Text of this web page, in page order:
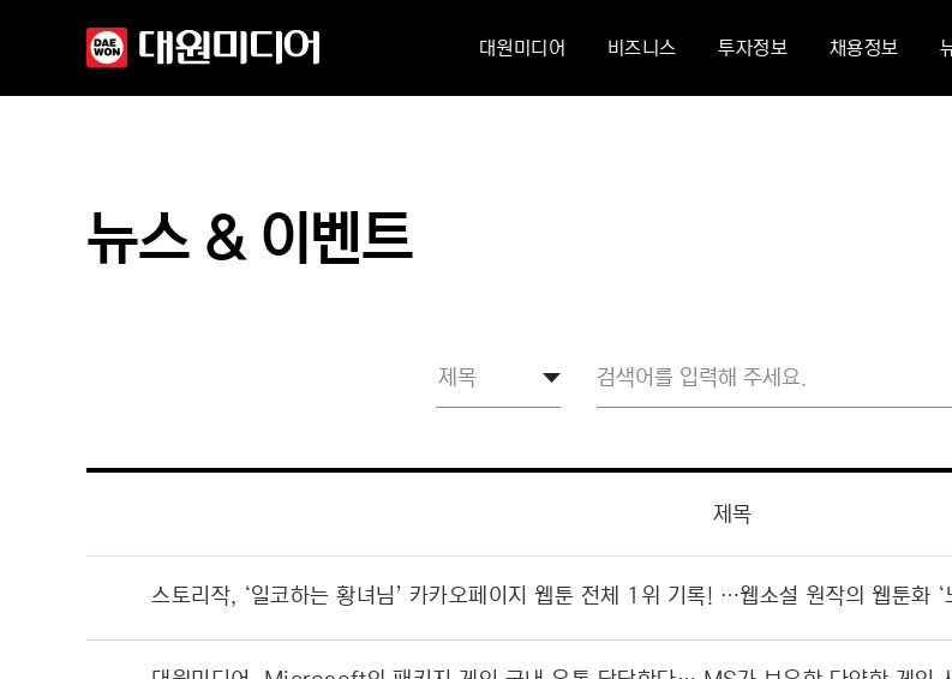
대원미디어 비즈니스 투자정보 채용정보
뉴스 & 이벤트
제목
스토리작, ‘일코하는 황녀님’ 카카오페이지 웹툰 전체 1위 기록! …웹소설 원작의 웹툰화 ‘